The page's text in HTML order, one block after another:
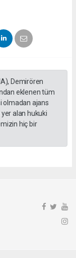
Demirören
eklenen tüm
olmadan ajans
alan hukuki
hiç bir